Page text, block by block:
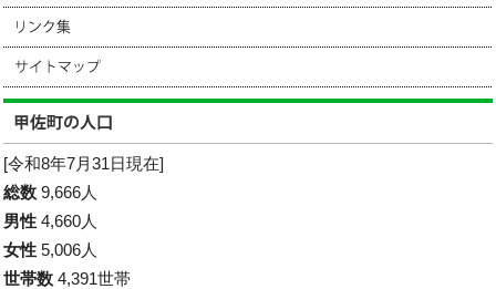
[令和8年7月31日現在]
総数 9,666人
男性 4,660人
女性 5,006人
世帯数 4,391世帯